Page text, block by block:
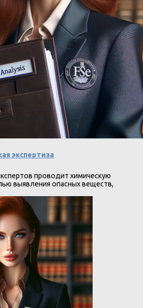
экспертиза
проводит химическую
выявления опасных веществ,